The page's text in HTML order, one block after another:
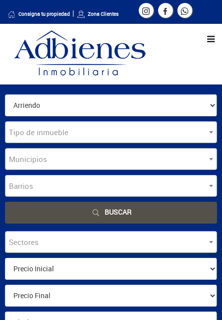
Consigna tu propiedad Zona Clientes
Tipo de inmueble
Municipios
Barrios
BUSCAR
Sectores